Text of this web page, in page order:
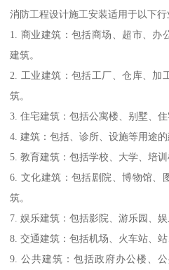
消防工程设计施工安装适用于以下行
1. 商业建筑：包括商场、超市、办
建筑。
2. 工业建筑：包括工厂、仓库、加
筑。
3. 住宅建筑：包括公寓楼、别墅、
4. 建筑：包括、诊所、设施等用途的
5. 教育建筑：包括学校、大学、培训
6. 文化建筑：包括剧院、博物馆、
筑。
7. 娱乐建筑：包括影院、游乐园、
8. 交通建筑：包括机场、火车站、
9. 公共建筑：包括政府办公楼、